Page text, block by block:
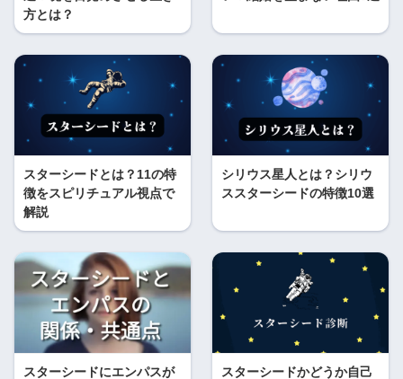
方とは？
スターシードとは？11の特
徴をスピリチュアル視点で
解説
シリウス星人とは？シリウ
ススターシードの特徴10選
スターシードにエンパスが
スターシードかどうか自己